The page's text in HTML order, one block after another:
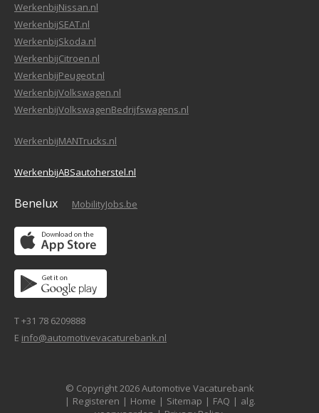
WerkenbijNissan.nl
WerkenbijSEAT.nl
WerkenbijSkoda.nl
WerkenbijCitroen.nl
WerkenbijPeugeot.nl
WerkenbijVolkswagen.nl
WerkenbijVolkswagenBedrijfswagens.nl
WerkenbijMANTrucks.nl
WerkenbijABSautoherstel.nl
Benelux MobilityJobs.be
T +31 78 6209888
E info@automotivevacaturebank.nl
© Copyright 2026 Automotive Vacaturebank
| Registeren | Home | Sitemap | FAQ | alg.